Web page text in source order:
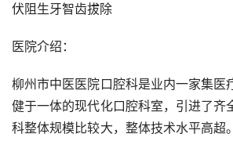
伏阻生牙智齿拔除
医院介绍：
柳州市中医医院口腔科是业内一家集医
健于一体的现代化口腔科室，引进了齐
科整体规模比较大，整体技术水平高超